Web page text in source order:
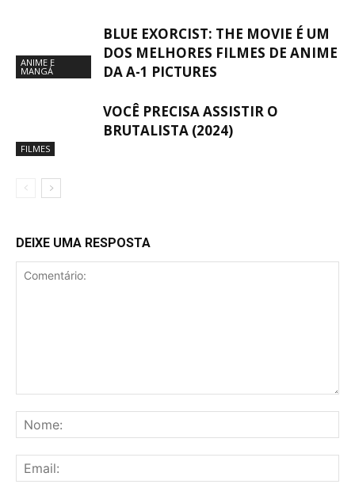
ANIME E
MANGÁ
BLUE EXORCIST: THE MOVIE É UM
DOS MELHORES FILMES DE ANIME
DA A-1 PICTURES
FILMES
VOCÊ PRECISA ASSISTIR O
BRUTALISTA (2024)
DEIXE UMA RESPOSTA